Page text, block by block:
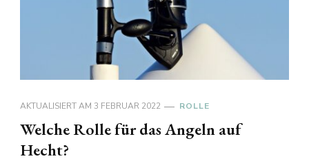
AKTUALISIERT AM 3 FEBRUAR 2022 ROLLE
Welche Rolle für das Angeln auf
Hecht?